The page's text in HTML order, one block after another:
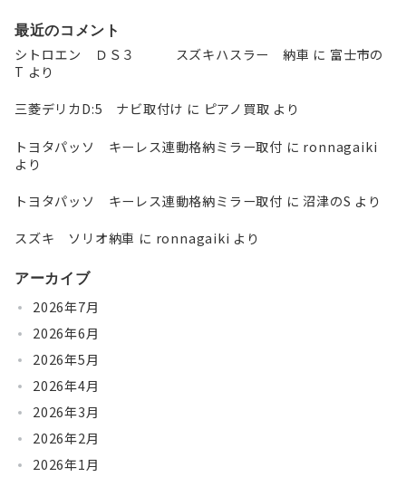
最近のコメント
シトロエン ＤＳ３ スズキハスラー 納車 に 富士市の
T より
三菱デリカD:5 ナビ取付け に ピアノ買取 より
トヨタパッソ キーレス連動格納ミラー取付 に ronnagaiki
より
トヨタパッソ キーレス連動格納ミラー取付 に沼津のS より
スズキ ソリオ納車 に ronnagaiki より
アーカイブ
2026年7月
2026年6月
2026年5月
2026年4月
2026年3月
2026年2月
2026年1月